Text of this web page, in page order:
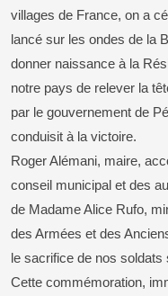
villages de France, on a
lancé sur les ondes de la
donner naissance à la
notre pays de relever la
par le gouvernement de
conduisit à la victoire.
Roger Alémani, maire,
conseil municipal et des
de Madame Alice Rufo,
des Armées et des
le sacrifice de nos soldats
Cette commémoration,